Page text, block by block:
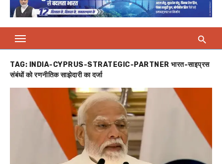
TAG:
INDIA-CYPRUS-STRATEGIC-PARTNER भारत-साइप्रस
संबंधों को रणनीतिक साझेदारी का दर्जा